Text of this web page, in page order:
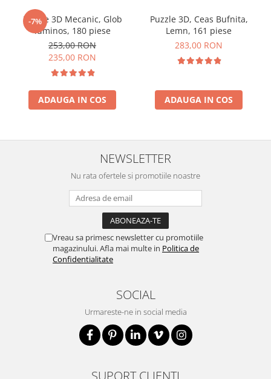
-7%
Puzzle 3D Mecanic, Glob
luminos, 180 piese
253,00 RON
235,00 RON
ADAUGA IN COS
Puzzle 3D, Ceas Bufnita,
Lemn, 161 piese
283,00 RON
ADAUGA IN COS
NEWSLETTER
Nu rata ofertele si promotiile noastre
Vreau sa primesc newsletter cu promotiile
magazinului. Afla mai multe in Politica de
Confidentialitate
SOCIAL
Urmareste-ne in social media
SUPORT CLIENTI